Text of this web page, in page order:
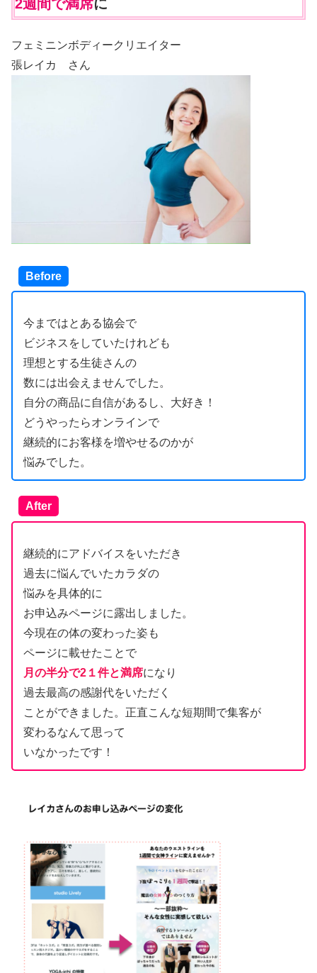
2週間で満席に
フェミニンボディークリエイター
張レイカ さん
Before
今まではとある協会で
ビジネスをしていたけれども
理想とする生徒さんの
数には出会えませんでした。
自分の商品に自信があるし、大好き！
どうやったらオンラインで
継続的にお客様を増やせるのかが
悩みでした。
After
継続的にアドバイスをいただき
過去に悩んでいたカラダの
悩みを具体的に
お申込みページに露出しました。
今現在の体の変わった姿も
ページに載せたことで
月の半分で2１件と満席になり
過去最高の感謝代をいただく
ことができました。正直こんな短期間で集客が
変わるなんて思って
いなかったです！